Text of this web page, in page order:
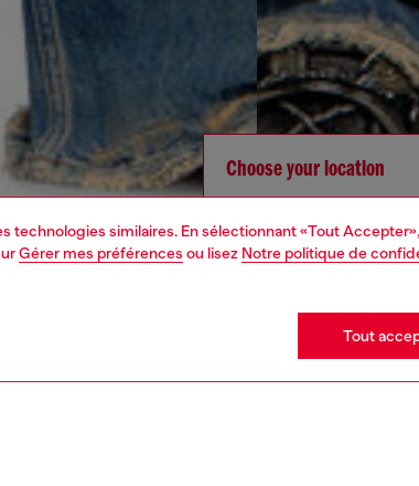
similaires. En sélectionnant «Tout
Gérer mes préférences ou lisez Notre politique de
Tout
Choose your location
You are currently
seems you may be based
Go to